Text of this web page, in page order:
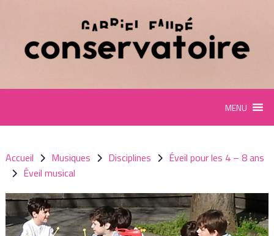
MENU
Accueil Musiques Disciplines
Éveil pour les 4 – 8 ans
Éveil musical